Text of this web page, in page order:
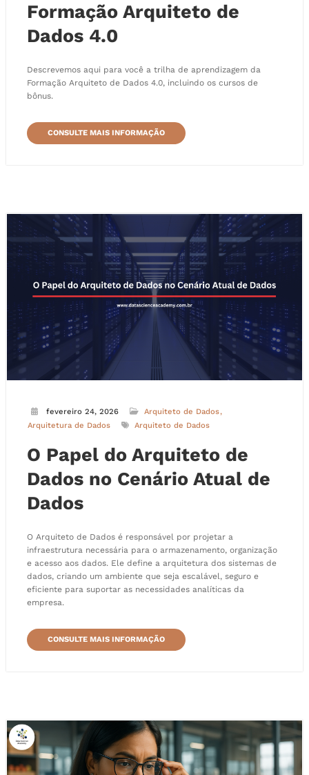
Formação Arquiteto de
Dados 4.0
Descrevemos aqui para você a trilha de aprendizagem da
Formação Arquiteto de Dados 4.0, incluindo os cursos de
bônus.
CONSULTE MAIS INFORMAÇÃO
fevereiro 24, 2026
Arquiteto de Dados
Arquitetura de Dados
Arquiteto de Dados
O Papel do Arquiteto de
Dados no Cenário Atual de
Dados
O Arquiteto de Dados é responsável por projetar a
infraestrutura necessária para o armazenamento, organização
e acesso aos dados. Ele define a arquitetura dos sistemas de
dados, criando um ambiente que seja escalável, seguro e
eficiente para suportar as necessidades analíticas da
empresa.
CONSULTE MAIS INFORMAÇÃO